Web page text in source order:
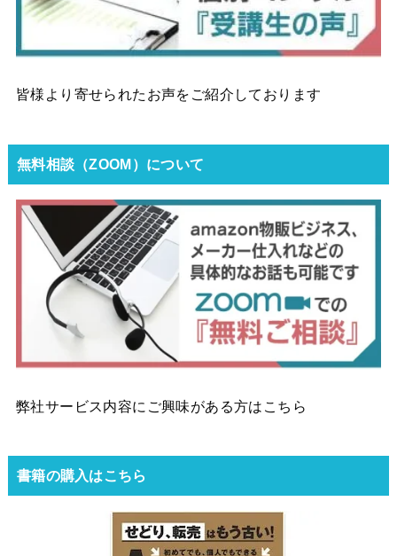
皆様より寄せられたお声をご紹介しております
無料相談（ZOOM）について
弊社サービス内容にご興味がある方はこちら
書籍の購入はこちら